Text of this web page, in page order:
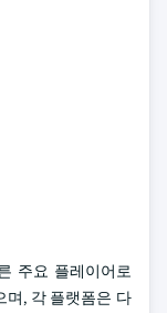
주요 플레이어로
며, 각 플랫폼은 다